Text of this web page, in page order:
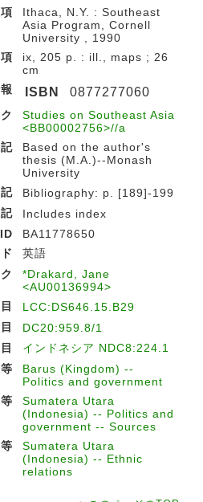
Ithaca, N.Y. : Southeast
Asia Program, Cornell
University , 1990
ix, 205 p. : ill., maps ; 26
cm
ISBN 0877277060
Studies on Southeast Asia
<BB00002756>//a
Based on the author's
thesis (M.A.)--Monash
University
Bibliography: p. [189]-199
Includes index
BA11778650
英語
*Drakard, Jane
<AU00136994>
LCC:DS646.15.B29
DC20:959.8/1
インドネシア NDC8:224.1
Barus (Kingdom) --
Politics and government
Sumatera Utara
(Indonesia) -- Politics and
government -- Sources
Sumatera Utara
(Indonesia) -- Ethnic
relations